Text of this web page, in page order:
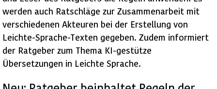
werden auch Ratschläge zur Zusammenarbeit mit
verschiedenen Akteuren bei der Erstellung von
Leichte-Sprache-Texten gegeben. Zudem informiert
der Ratgeber zum Thema KI-gestütze
Übersetzungen in Leichte Sprache.